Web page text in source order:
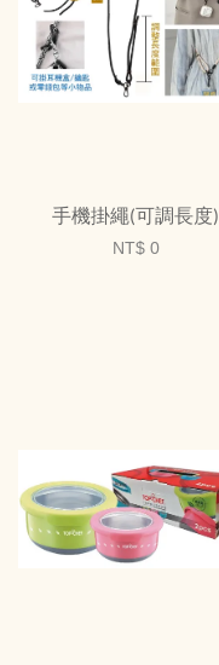
手機掛繩(可調長度)
NT$ 0